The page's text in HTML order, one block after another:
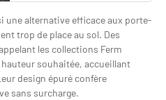
une alternative efficace aux porte-
trop de place au sol. Des
les collections Ferm
souhaitée, accueillant
design épuré confère
sans surcharge.